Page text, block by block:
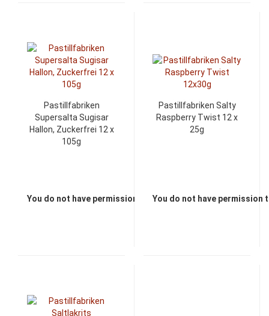
Pastillfabriken
Supersalta Sugisar
Hallon, Zuckerfrei 12 x
105g
You do not have permission to view the prices
Pastillfabriken Salty
Raspberry Twist 12 x
25g
You do not have permission